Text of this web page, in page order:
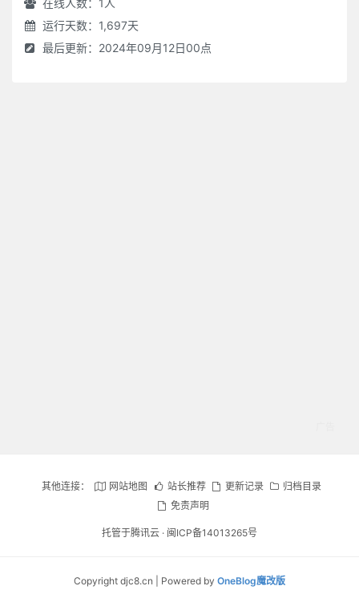
在线人数： 1 人
运行天数：1,697天
最后更新：2024年09月12日00点
其他连接： 网站地图 站长推荐 更新记录
归档目录
免责声明
托管于腾讯云 · 闽ICP备14013265号
Copyright djc8.cn | Powered by OneBlog魔改版